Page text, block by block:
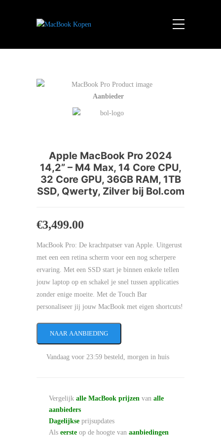
Aanbieder
Apple MacBook Pro 2024
14,2” – M4 Max, 14 Core CPU,
32 Core GPU, 36GB RAM, 1TB
SSD, Qwerty, Zilver bij Bol.com
€3,499.00
MacBook Pro: De krachtpatser van Apple. Uitgerust
met een een retina scherm voor een nog scherpere
ervaring. Met een SSD start je binnen enkele tellen
jouw laptop op en schakel je snel tussen applicaties
zonder enige moeite. Met de Touch Bar
personaliseer jij jouw MacBook met eigen shortcuts!
NAAR AANBIEDING
Vandaag voor 23:59 besteld, morgen in huis
Vergelijk alle MacBook prijzen van alle
aanbieders
Dagelijkse prijsupdates
Als eerste op de hoogte van aanbiedingen